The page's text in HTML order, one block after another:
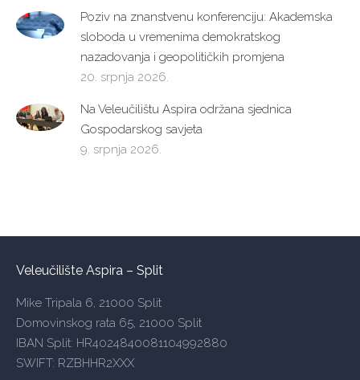
Poziv na znanstvenu konferenciju: Akademska
sloboda u vremenima demokratskog
nazadovanja i geopolitičkih promjena
20. srpnja 2026.
Na Veleučilištu Aspira održana sjednica
Gospodarskog savjeta
9. srpnja 2026.
Veleučilište Aspira – Split
Mike Tripala 6, 21000 Split
Domovinskog rata 65, 21000 Split
IBAN Split: HR4024840081104992880
SWIFT: RZBHHR2XXX